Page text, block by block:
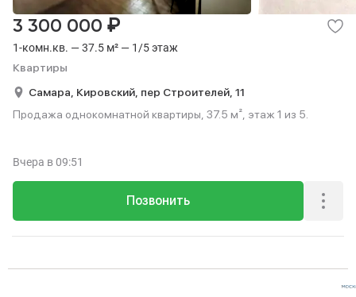
1-комн.кв. — 37.5 м² — 1/5 этаж
Квартиры
3 300 000 ₽
Самара, Кировский, пер Строителей, 11
Продажа однокомнатной квартиры, 37.5 м², этаж 1 из 5.
Позвонить
Вчера в 09:51